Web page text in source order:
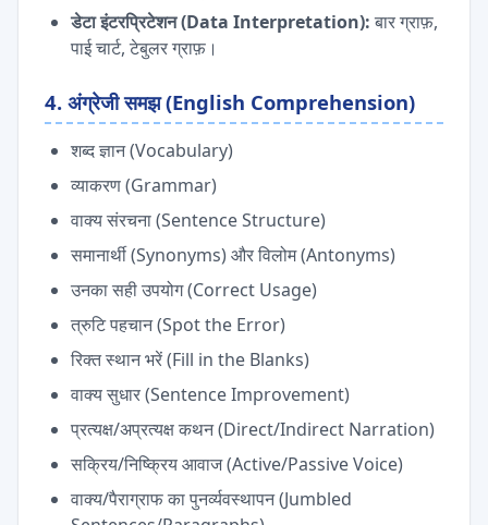
डेटा इंटरप्रिटेशन (Data Interpretation): बार ग्राफ़,
पाई चार्ट, टेबुलर ग्राफ़।
4. अंग्रेजी समझ (English Comprehension)
शब्द ज्ञान (Vocabulary)
व्याकरण (Grammar)
वाक्य संरचना (Sentence Structure)
समानार्थी (Synonyms) और विलोम (Antonyms)
उनका सही उपयोग (Correct Usage)
त्रुटि पहचान (Spot the Error)
रिक्त स्थान भरें (Fill in the Blanks)
वाक्य सुधार (Sentence Improvement)
प्रत्यक्ष/अप्रत्यक्ष कथन (Direct/Indirect Narration)
सक्रिय/निष्क्रिय आवाज (Active/Passive Voice)
वाक्य/पैराग्राफ का पुनर्व्यवस्थापन (Jumbled